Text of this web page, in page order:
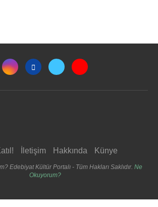
İletişim Hakkında Künye
Edebiyat Kültür Portalı - Tüm Hakları Saklıdır. Ne
Okuyorum?